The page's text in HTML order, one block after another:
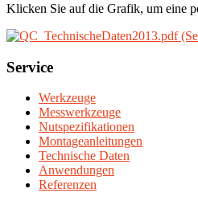
Klicken Sie auf die Grafik, um eine
Service
Werkzeuge
Messwerkzeuge
Nutspezifikationen
Montageanleitungen
Technische Daten
Anwendungen
Referenzen